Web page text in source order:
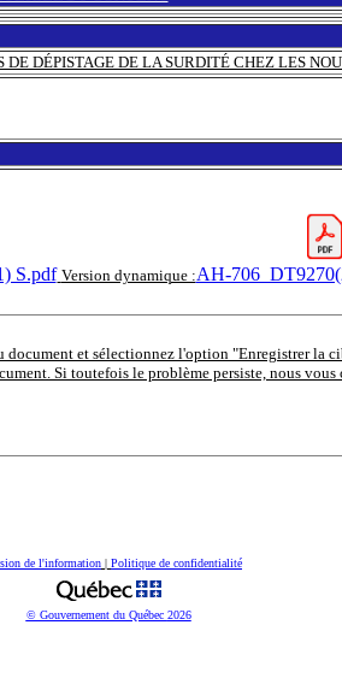
DÉPISTAGE DE LA SURDITÉ CHEZ LES
S.pdf Version dynamique :AH-
et sélectionnez l'option "Enregistrer la
Si toutefois le problème persiste, nous
de l'information | Politique de confidentialité
© Gouvernement du Québec 2026